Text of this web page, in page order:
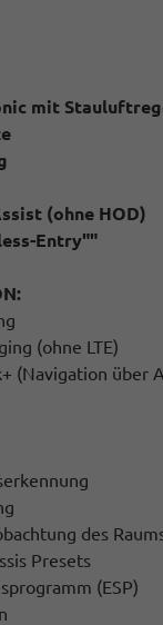
mit
(ohne HOD)
Entry""
(ohne LTE)
(Navigation
des
Presets
(ESP)